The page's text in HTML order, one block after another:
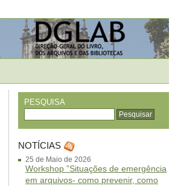
PESQUISA
NOTÍCIAS
25 de Maio de 2026
Workshop ”Situações de emergência
em arquivos- como prevenir, como